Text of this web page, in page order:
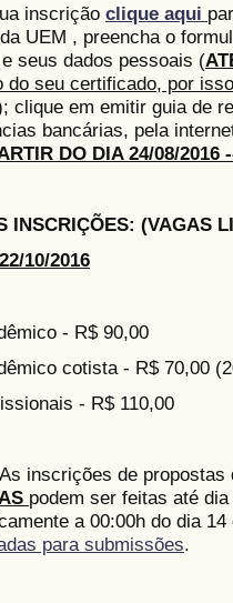
inscrição clique aqui
UEM , preencha o
e seus dados pessoais (
do seu certificado, por
clique em emitir guia de
bancárias, pela
DO DIA 24/08/2016
INSCRIÇÕES: (VAGAS
10/2016
- R$ 90,00
cotista - R$ 70,00
- R$ 110,00
As inscrições de
podem ser feitas até
a 00:00h do dia
para submissões.